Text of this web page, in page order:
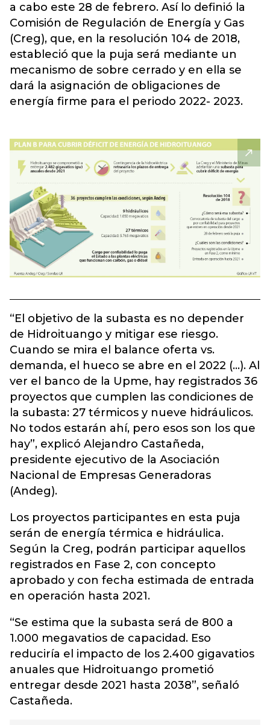
a cabo este 28 de febrero. Así lo definió la
Comisión de Regulación de Energía y Gas
(Creg), que, en la resolución 104 de 2018,
estableció que la puja será mediante un
mecanismo de sobre cerrado y en ella se
dará la asignación de obligaciones de
energía firme para el periodo 2022- 2023.
“El objetivo de la subasta es no depender
de Hidroituango y mitigar ese riesgo.
Cuando se mira el balance oferta vs.
demanda, el hueco se abre en el 2022 (...). Al
ver el banco de la Upme, hay registrados 36
proyectos que cumplen las condiciones de
la subasta: 27 térmicos y nueve hidráulicos.
No todos estarán ahí, pero esos son los que
hay”, explicó Alejandro Castañeda,
presidente ejecutivo de la Asociación
Nacional de Empresas Generadoras
(Andeg).
Los proyectos participantes en esta puja
serán de energía térmica e hidráulica.
Según la Creg, podrán participar aquellos
registrados en Fase 2, con concepto
aprobado y con fecha estimada de entrada
en operación hasta 2021.
“Se estima que la subasta será de 800 a
1.000 megavatios de capacidad. Eso
reduciría el impacto de los 2.400 gigavatios
anuales que Hidroituango prometió
entregar desde 2021 hasta 2038”, señaló
Castañeda.